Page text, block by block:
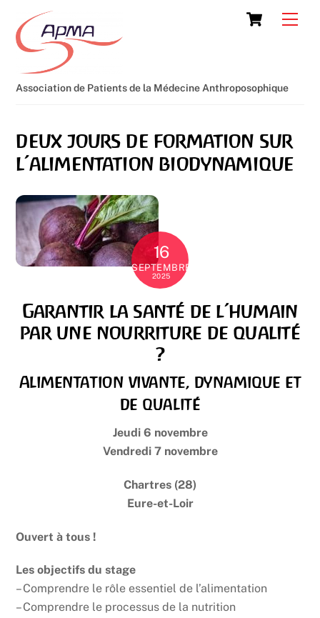
content
Cart
Association de Patients de la Médecine Anthroposophique
deux jours de formation sur
l’alimentation biodynamique
16
SEPTEMBRE
2025
Garantir la santé de l’humain
par une nourriture de qualité
?
Alimentation vivante, dynamique et
de qualité
Jeudi 6 novembre
Vendredi 7 novembre
Chartres (28)
Eure-et-Loir
Ouvert à tous !
Les objectifs du stage
– Comprendre le rôle essentiel de l’alimentation
– Comprendre le processus de la nutrition